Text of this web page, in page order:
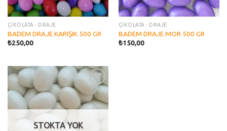
ÇİKOLATA - DRAJE
BADEM DRAJE KARIŞIK 500 GR
₺250,00
ÇİKOLATA - DRAJE
BADEM DRAJE MOR 500 GR
₺150,00
Add to
wishlist
STOKTA YOK